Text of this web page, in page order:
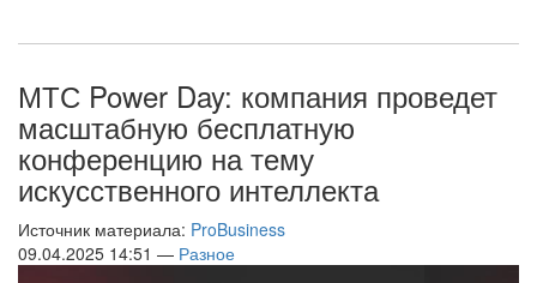
МТС Power Day: компания проведет
масштабную бесплатную
конференцию на тему
искусственного интеллекта
Источник материала: ProBusiness
09.04.2025 14:51 — Разное